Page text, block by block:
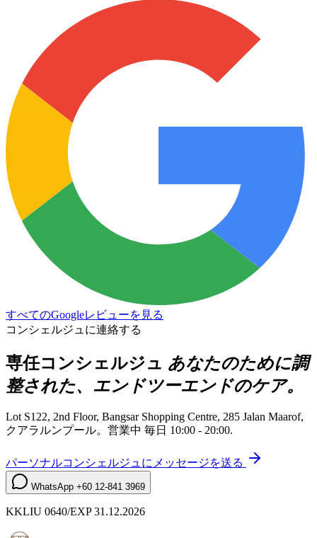
すべてのGoogleレビューを見る
コンシェルジュに連絡する
専任コンシェルジュ あなたのために調
整された、エンドツーエンドのケア。
Lot S122, 2nd Floor, Bangsar Shopping Centre, 285 Jalan Maarof,
クアラルンプール。営業中 毎日 10:00 - 20:00.
パーソナルコンシェルジュにメッセージを送る
WhatsApp +60 12-841 3969
KKLIU 0640/EXP 31.12.2026